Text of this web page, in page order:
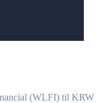
(WLFI) til KRW